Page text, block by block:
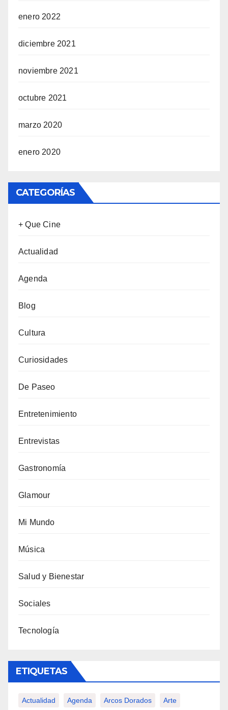
enero 2022
diciembre 2021
noviembre 2021
octubre 2021
marzo 2020
enero 2020
CATEGORÍAS
+ Que Cine
Actualidad
Agenda
Blog
Cultura
Curiosidades
De Paseo
Entretenimiento
Entrevistas
Gastronomía
Glamour
Mi Mundo
Música
Salud y Bienestar
Sociales
Tecnología
ETIQUETAS
Actualidad Agenda Arcos Dorados Arte